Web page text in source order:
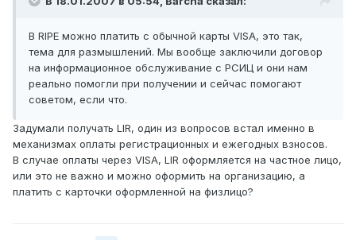
В RIPE можно платить с обычной карты VISA, это так,
тема для размышлений. Мы вообще заключили договор
на информационное обслуживание с РСИЦ и они нам
реально помогли при получении и сейчас помогают
советом, если что.
Задумали получать LIR, один из вопросов встал именно в
механизмах оплаты регистрационных и ежегодных взносов.
В случае оплаты через VISA, LIR оформляется на частное лицо,
или это не важно и можно оформить на организацию, а
платить с карточки оформленной на физлицо?